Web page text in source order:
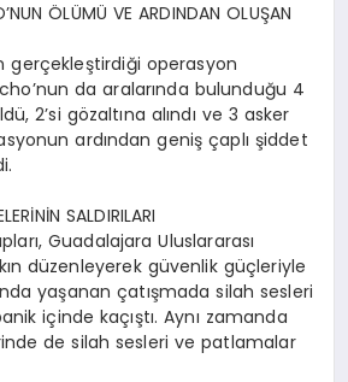
ÖLÜMÜ VE ARDINDAN OLUŞAN
gerçekleştirdiği operasyon
da aralarında bulunduğu 4
2’si gözaltına alındı ve 3 asker
ardından geniş çaplı şiddet
SALDIRILARI
Guadalajara Uluslararası
düzenleyerek güvenlik güçleriyle
yaşanan çatışmada silah sesleri
içinde kaçıştı. Aynı zamanda
de silah sesleri ve patlamalar